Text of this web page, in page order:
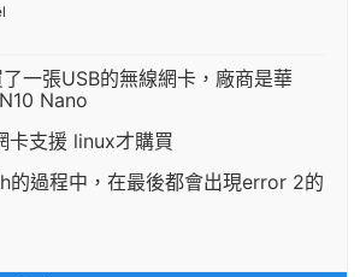
一張USB的無線網卡，廠商是華
Nano
卡支援 linux才購買
的過程中，在最後都會出現error 2的